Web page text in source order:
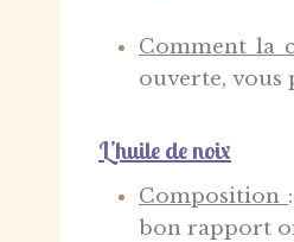
Comment la
ouverte, vous
L’huile de noix
Composition
bon rapport